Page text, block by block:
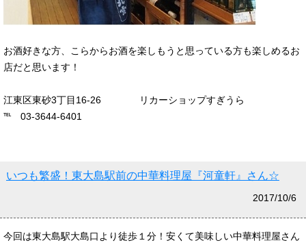
お酒好きな方、こらからお酒を楽しもうと思っている方も楽しめるお
店だと思います！
江東区東砂3丁目16-26 リカーショップすぎうら
℡ 03-3644-6401
いつも繁盛！東大島駅前の中華料理屋『河童軒』さん☆
2017/10/6
今回は東大島駅大島口より徒歩１分！安くて美味しい中華料理屋さん